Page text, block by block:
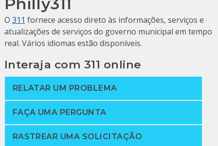
O 311 fornece acesso direto às informações, serviços e
atualizações de serviços do governo municipal em tempo
real. Vários idiomas estão disponíveis.
Interaja com 311 online
RELATAR UM PROBLEMA
FAÇA UMA PERGUNTA
RASTREAR UMA SOLICITAÇÃO